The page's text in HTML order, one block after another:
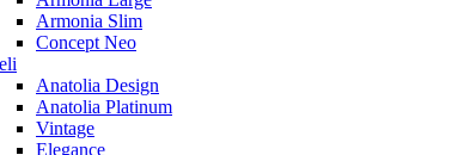
Armonia Slim
Concept Neo
Anatolia Design
Anatolia Platinum
Vintage
Elegance